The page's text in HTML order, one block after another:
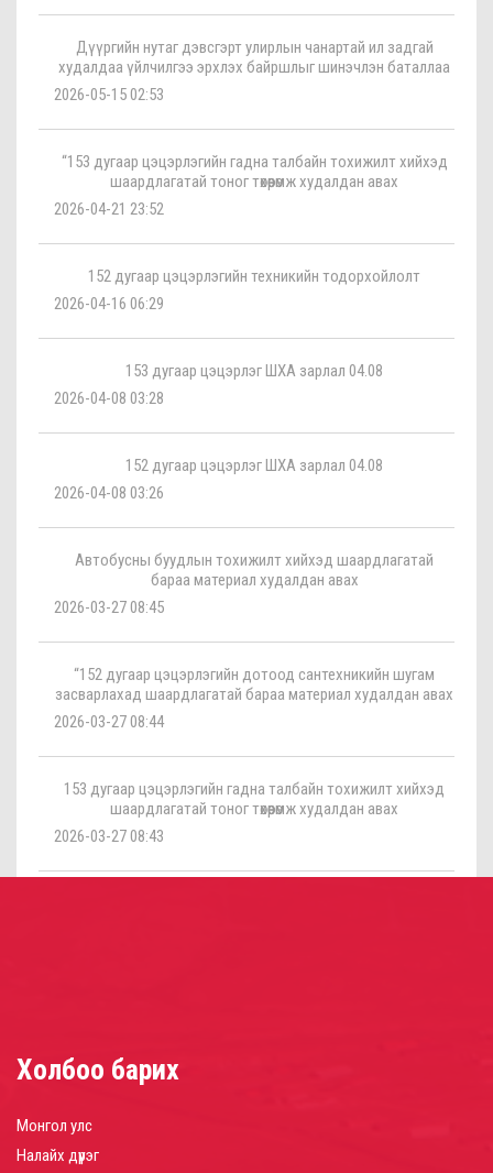
Дүүргийн нутаг дэвсгэрт улирлын чанартай ил задгай
худалдаа үйлчилгээ эрхлэх байршлыг шинэчлэн баталлаа
2026-05-15 02:53
“153 дугаар цэцэрлэгийн гадна талбайн тохижилт хийхэд
шаардлагатай тоног төхөөрөмж худалдан авах
2026-04-21 23:52
152 дугаар цэцэрлэгийн техникийн тодорхойлолт
2026-04-16 06:29
153 дугаар цэцэрлэг ШХА зарлал 04.08
2026-04-08 03:28
152 дугаар цэцэрлэг ШХА зарлал 04.08
2026-04-08 03:26
Автобусны буудлын тохижилт хийхэд шаардлагатай
бараа материал худалдан авах
2026-03-27 08:45
“152 дугаар цэцэрлэгийн дотоод сантехникийн шугам
засварлахад шаардлагатай бараа материал худалдан авах
2026-03-27 08:44
153 дугаар цэцэрлэгийн гадна талбайн тохижилт хийхэд
шаардлагатай тоног төхөөрөмж худалдан авах
2026-03-27 08:43
Холбоо барих
Монгол улс
Налайх дүүрэг